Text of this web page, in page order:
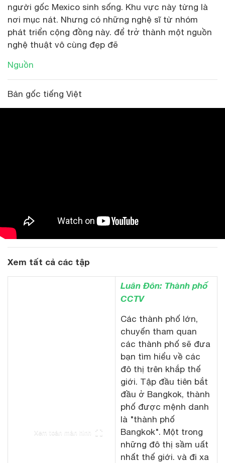
người gốc Mexico sinh sống. Khu vực này từng là
nơi mục nát. Nhưng có những nghệ sĩ từ nhóm
phát triển cộng đồng này. để trở thành một nguồn
nghệ thuật vô cùng đẹp đẽ
Nguồn
Bản gốc tiếng Việt
Xem tất cả các tập
Xem toàn màn hình
Luân Đôn: Thành phố
CCTV
Các thành phố lớn,
chuyến tham quan
các thành phố sẽ đưa
bạn tìm hiểu về các
đô thị trên khắp thế
giới. Tập đầu tiên bắt
đầu ở Bangkok, thành
phố được mệnh danh
là "thành phố
Bangkok". Một trong
những đô thị sầm uất
nhất thế giới. và đi xa